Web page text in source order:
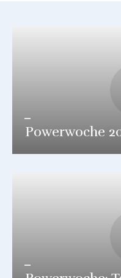
Powerwoche